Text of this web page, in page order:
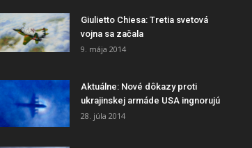
Giulietto Chiesa: Tretia svetová
vojna sa začala
9. mája 2014
Aktuálne: Nové dôkazy proti
ukrajinskej armáde USA ingnorujú
28. júla 2014